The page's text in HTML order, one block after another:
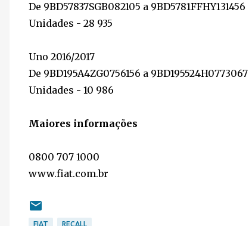
De 9BD57837SGB082105 a 9BD5781FFHY131456
Unidades - 28 935
Uno 2016/2017
De 9BD195A4ZG0756156 a 9BD195524H0773067
Unidades - 10 986
Maiores informações
0800 707 1000
www.fiat.com.br
FIAT RECALL